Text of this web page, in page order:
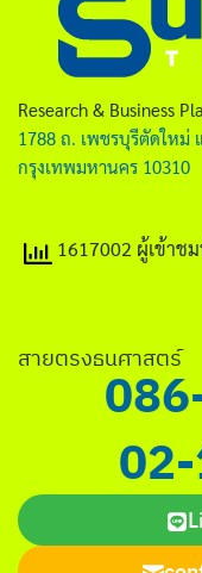
ไทย
English
Research & Business
1788 ถ. เพชรบุรีตัดใหม่
กรุงเทพมหานคร 10310
1617002 ผู้เข้าช
สายตรงธนศาสตร์